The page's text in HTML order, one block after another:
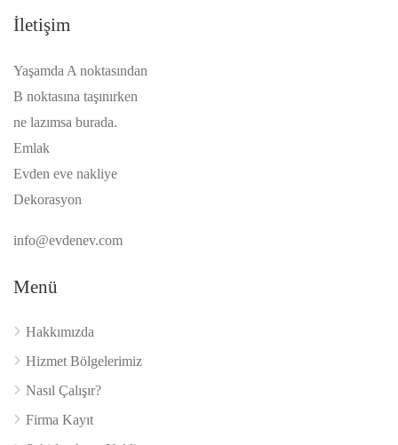
İletişim
Yaşamda A noktasından
B noktasına taşınırken
ne lazımsa burada.
Emlak
Evden eve nakliye
Dekorasyon
info@evdenev.com
Menü
Hakkımızda
Hizmet Bölgelerimiz
Nasıl Çalışır?
Firma Kayıt